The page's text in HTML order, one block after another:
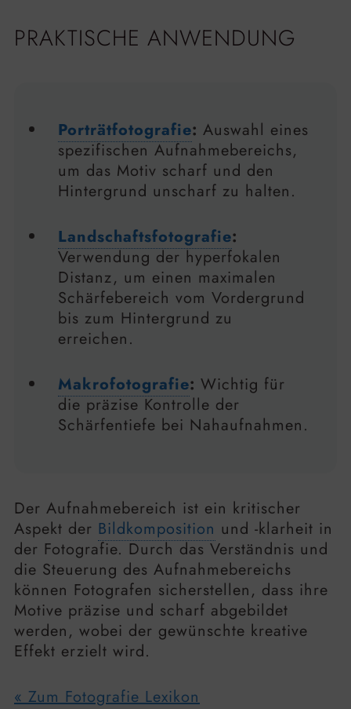
PRAKTISCHE ANWENDUNG
Porträtfotografie: Auswahl eines
spezifischen Aufnahmebereichs,
um das Motiv scharf und den
Hintergrund unscharf zu halten.
Landschaftsfotografie:
Verwendung der hyperfokalen
Distanz, um einen maximalen
Schärfebereich vom Vordergrund
bis zum Hintergrund zu
erreichen.
Makrofotografie: Wichtig für
die präzise Kontrolle der
Schärfentiefe bei Nahaufnahmen.
Der Aufnahmebereich ist ein kritischer
Aspekt der Bildkomposition und -klarheit in
der Fotografie. Durch das Verständnis und
die Steuerung des Aufnahmebereichs
können Fotografen sicherstellen, dass ihre
Motive präzise und scharf abgebildet
werden, wobei der gewünschte kreative
Effekt erzielt wird.
« Zum Fotografie Lexikon